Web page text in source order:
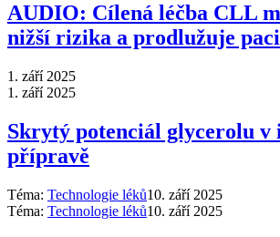
AUDIO: Cílená léčba CLL
nižší rizika a prodlužuje
1. září 2025
1. září 2025
Skrytý potenciál glycerolu
přípravě
Téma: Technologie léků10. září 2025
Téma: Technologie léků10. září 2025